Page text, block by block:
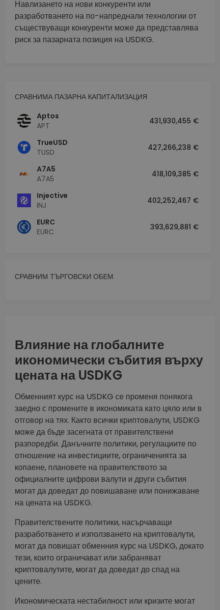
Навлизането на нови конкуренти или
разработването на по-напреднали технологии от
съществуващи конкуренти може да представлява
риск за пазарната позиция на USDKG.
СРАВНИМА ПАЗАРНА КАПИТАЛИЗАЦИЯ
Aptos
APT
431,930,455 €
TrueUSD
TUSD
427,266,238 €
A7A5
A7A5
418,109,385 €
Injective
INJ
402,252,467 €
EURC
EURC
393,629,881 €
СРАВНИМ ТЪРГОВСКИ ОБЕМ
Влияние на глобалните
икономически събития върху
цената на USDKG
Обменният курс на USDKG се променя понякога
заедно с промените в икономиката като цяло или в
отговор на тях. Както всички криптовалути, USDKG
може да бъде засегната от правителствени
разпоредби. Данъчните политики, регулациите по
отношение на инвестициите, ограниченията за
копаене, плановете на правителството за
официалните цифрови валути и други събития
могат да доведат до повишаване или понижаване
на цената на USDKG.
Правителствените политики, насърчаващи
разработването и използването на криптовалути,
могат да повишат обменния курс на USDKG, докато
тези, които ограничават или забраняват
криптовалутите, могат да доведат до спад на
цените.
Икономическата нестабилност или кризите могат